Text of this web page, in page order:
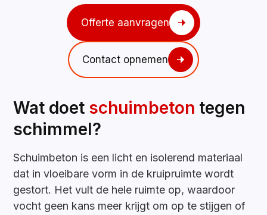
Offerte aanvragen
Contact opnemen
Wat doet schuimbeton tegen
schimmel?
Schuimbeton is een licht en isolerend materiaal
dat in vloeibare vorm in de kruipruimte wordt
gestort. Het vult de hele ruimte op, waardoor
vocht geen kans meer krijgt om op te stijgen of